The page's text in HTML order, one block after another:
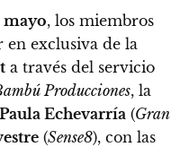
mayo, los miembros
exclusiva de la
a través del servicio
Producciones, la
Paula Echevarría (Gran
(Sense8), con las